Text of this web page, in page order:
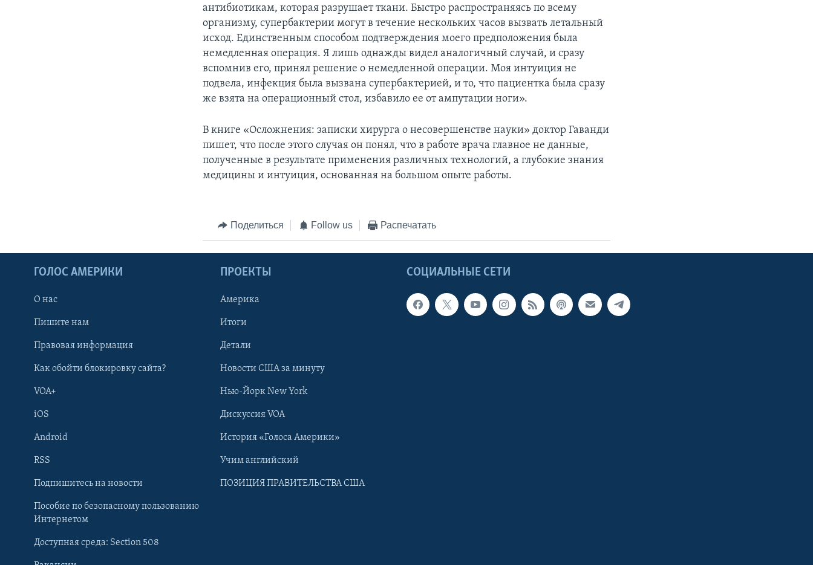
Learning English
антибиотикам, которая разрушает ткани. Быстро распространяясь по всему
организму, супербактерии могут в течение нескольких часов вызвать летальный
исход. Единственным способом подтверждения моего предположения была
немедленная операция. Я лишь однажды видел аналогичный случай, и сразу
вспомнив его, принял решение о немедленной операции. Моя интуиция не
подвела, инфекция была вызвана супербактерией, и то, что пациентка была сразу
же взята на операционный стол, избавило ее от ампутации ноги».
В книге «Осложнения: записки хирурга о несовершенстве науки» доктор Гаванди
пишет, что после этого случая он понял, что в работе врача главное не данные,
полученные в результате применения различных технологий, а глубокие знания
медицины и интуиция, основанная на большом опыте работы.
Поделиться Follow us Распечатать
СОЦИАЛЬНЫЕ СЕТИ
ГОЛОС АМЕРИКИ
О нас
Пишите нам
Правовая информация
Как обойти блокировку сайта?
VOA+
iOS
Android
RSS
Подпишитесь на новости
Пособие по безопасному пользованию
Интернетом
Доступная среда: Section 508
ПРОЕКТЫ
Америка
Итоги
Детали
Новости США за минуту
Нью-Йорк New York
Дискуссия VOA
История «Голоса Америки»
Учим английский
ПОЗИЦИЯ ПРАВИТЕЛЬСТВА США